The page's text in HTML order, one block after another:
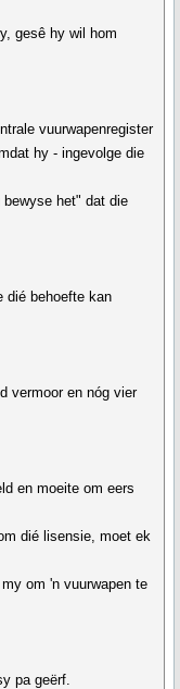
gesê hy wil hom
vuurwapenregister
hy - ingevolge die
bewyse het" dat die
dié behoefte kan
vermoor en nóg vier
en moeite om eers
dié lisensie, moet ek
om 'n vuurwapen te
pa geërf.